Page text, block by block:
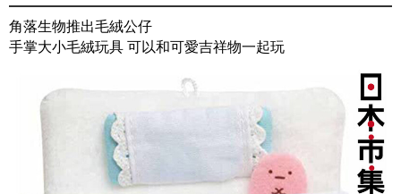
角落生物推出毛絨公仔
手掌大小毛絨玩具 可以和可愛吉祥物一起玩